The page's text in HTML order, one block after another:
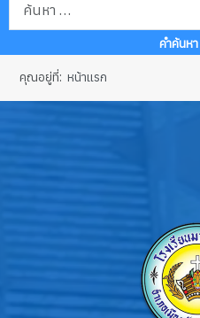
คำค้นหา
คุณอยู่ที่:หน้าแรก